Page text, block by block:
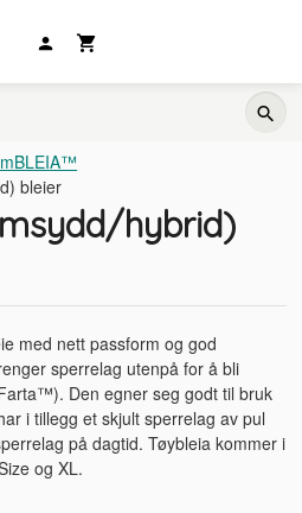
bleier
hybrid)
med nett passform og god
sperrelag utenpå for å bli
Den egner seg godt til bruk
i tillegg et skjult sperrelag av pul
på dagtid. Tøybleia kommer i
og XL.